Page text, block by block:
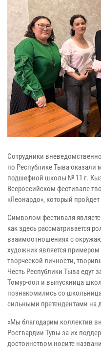
Сотрудники
по Республике Тыва оказали
подшефной школы № 11 г.
Всероссийском фестивале
«Леонардо», который
Символом фестиваля
как здесь рассматривается
взаимоотношениях с
художник является
творческой личности,
Честь Республики Тыва едут
Томур-оол и выпускница
познакомились со
сильными претендентами на
«Мы благодарим коллектив
Росгвардии Тувы за их
достоинством носите